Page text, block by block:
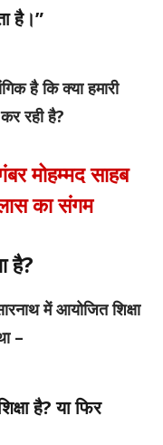
है।”
है कि क्या हमारी
कर रही है?
मोहम्मद साहब
का संगम
है?
में आयोजित शिक्षा
–
है? या फिर